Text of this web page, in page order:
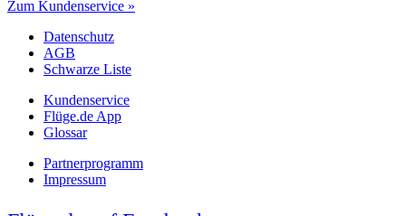
Zum Kundenservice »
Datenschutz
AGB
Schwarze Liste
Kundenservice
Flüge.de App
Glossar
Partnerprogramm
Impressum